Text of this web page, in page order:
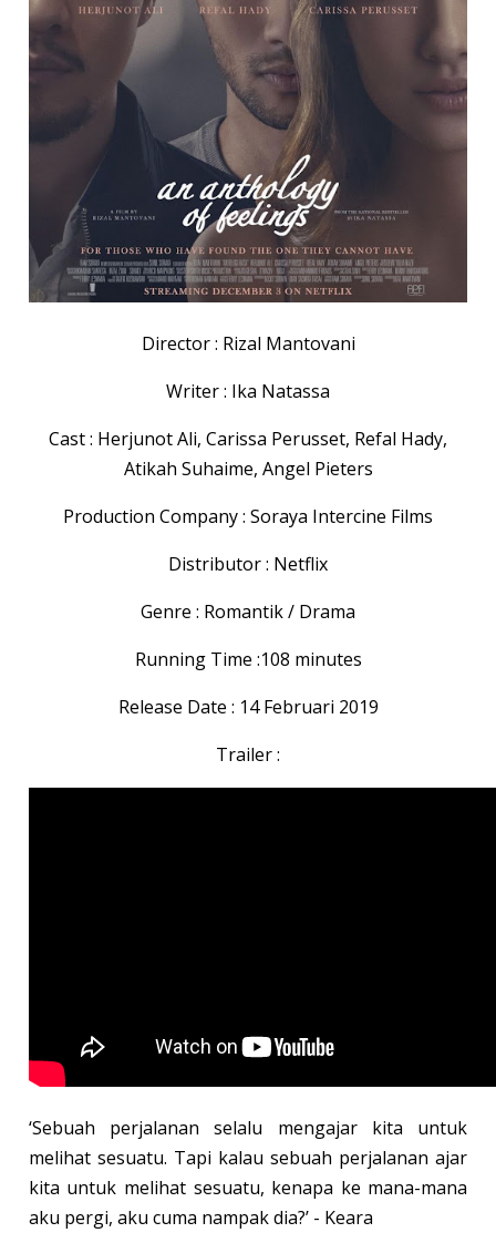
Director : Rizal Mantovani
Writer : Ika Natassa
Cast : Herjunot Ali, Carissa Perusset, Refal Hady,
Atikah Suhaime, Angel Pieters
Production Company : Soraya Intercine Films
Distributor : Netflix
Genre : Romantik / Drama
Running Time :108 minutes
Release Date : 14 Februari 2019
Trailer :
‘Sebuah perjalanan selalu mengajar kita untuk
melihat sesuatu. Tapi kalau sebuah perjalanan ajar
kita untuk melihat sesuatu, kenapa ke mana-mana
aku pergi, aku cuma nampak dia?’ - Keara